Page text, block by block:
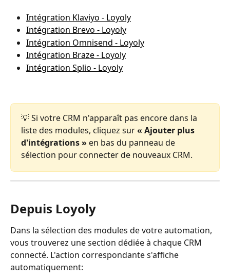
Intégration Klaviyo - Loyoly
Intégration Brevo - Loyoly
Intégration Omnisend - Loyoly
Intégration Braze - Loyoly
Intégration Splio - Loyoly
💡 Si votre CRM n'apparaît pas encore dans la
liste des modules, cliquez sur « Ajouter plus
d'intégrations » en bas du panneau de
sélection pour connecter de nouveaux CRM.
Depuis Loyoly
Dans la sélection des modules de votre automation,
vous trouverez une section dédiée à chaque CRM
connecté. L'action correspondante s'affiche
automatiquement: